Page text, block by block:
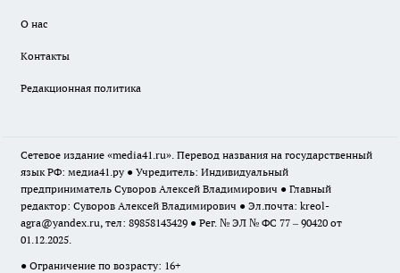
О нас
Контакты
Редакционная политика
Сетевое издание «media41.ru». Перевод названия на государственный
язык РФ: медиа41.ру ● Учредитель: Индивидуальный
предприниматель Суворов Алексей Владимирович ● Главный
редактор: Суворов Алексей Владимирович ● Эл.почта: kreol-
agra@yandex.ru, тел: 89858143429 ● Рег. № ЭЛ № ФС 77 – 90420 от
01.12.2025.
● Ограничение по возрасту: 16+